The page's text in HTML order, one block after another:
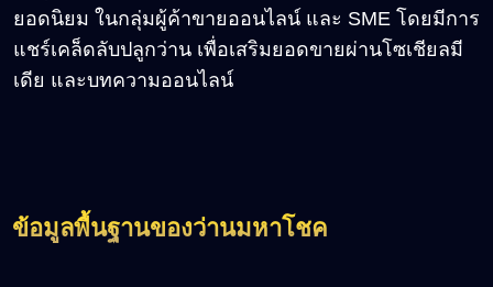
ยอดนิยม ในกลุ่มผู้ค้าขายออนไลน์ และ SME โดยมีการ
แชร์เคล็ดลับปลูกว่าน เพื่อเสริมยอดขายผ่านโซเชียลมี
เดีย และบทความออนไลน์
ข้อมูลพื้นฐานของว่านมหาโชค